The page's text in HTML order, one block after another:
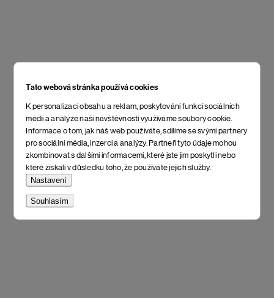
Tato webová stránka používá cookies
K personalizaci obsahu a reklam, poskytování funkcí sociálních
médií a analýze naší návštěvnosti využíváme soubory cookie.
Informace o tom, jak náš web používáte, sdílíme se svými partnery
pro sociální média, inzerci a analýzy. Partneři tyto údaje mohou
zkombinovat s dalšími informacemi, které jste jim poskytli nebo
které získali v důsledku toho, že používáte jejich služby.
Nastavení
Souhlasím